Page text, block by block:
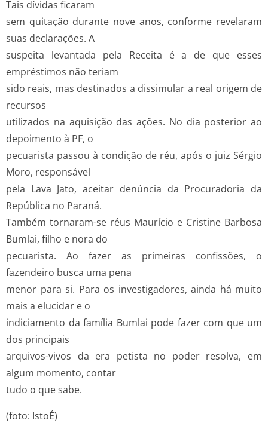
Tais dívidas ficaram
sem quitação durante nove anos, conforme revelaram
suas declarações. A
suspeita levantada pela Receita é a de que esses
empréstimos não teriam
sido reais, mas destinados a dissimular a real origem de
recursos
utilizados na aquisição das ações. No dia posterior ao
depoimento à PF, o
pecuarista passou à condição de réu, após o juiz Sérgio
Moro, responsável
pela Lava Jato, aceitar denúncia da Procuradoria da
República no Paraná.
Também tornaram-se réus Maurício e Cristine Barbosa
Bumlai, filho e nora do
pecuarista. Ao fazer as primeiras confissões, o
fazendeiro busca uma pena
menor para si. Para os investigadores, ainda há muito
mais a elucidar e o
indiciamento da família Bumlai pode fazer com que um
dos principais
arquivos-vivos da era petista no poder resolva, em
algum momento, contar
tudo o que sabe.
(foto: IstoÉ)